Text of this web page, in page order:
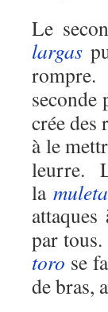
Le
largas
rompre.
crée des
à le
leurre.
lamuleta
par
toro se
de bras,